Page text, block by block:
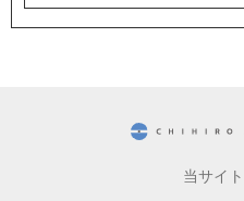
当サイ